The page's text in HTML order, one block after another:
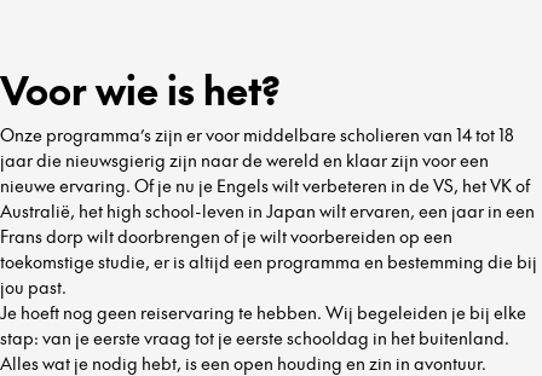
Voor wie is het?
Onze programma’s zijn er voor middelbare scholieren van 14 tot 18
jaar die nieuwsgierig zijn naar de wereld en klaar zijn voor een
nieuwe ervaring. Of je nu je Engels wilt verbeteren in de VS, het VK of
Australië, het high school-leven in Japan wilt ervaren, een jaar in een
Frans dorp wilt doorbrengen of je wilt voorbereiden op een
toekomstige studie, er is altijd een programma en bestemming die bij
jou past.
Je hoeft nog geen reiservaring te hebben. Wij begeleiden je bij elke
stap: van je eerste vraag tot je eerste schooldag in het buitenland.
Alles wat je nodig hebt, is een open houding en zin in avontuur.